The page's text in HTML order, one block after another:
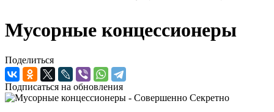
Мусорные концессионеры
Поделиться
Подписаться на обновления